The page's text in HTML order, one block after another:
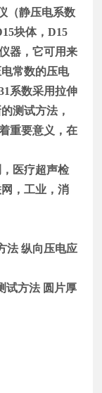
（静压电系数
块体，D15
器，它可用来
常数的压电
系数采用拉伸
测试方法，
重要意义，在
医疗超声检
，工业，消
法 纵向压电应
试方法 圆片厚